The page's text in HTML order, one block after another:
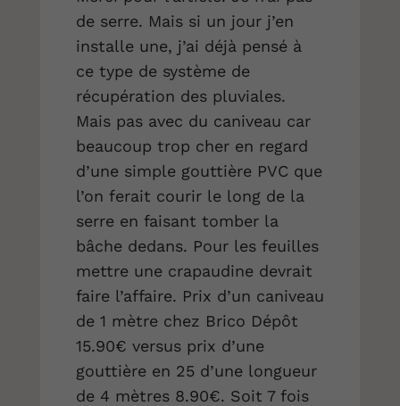
de serre. Mais si un jour j’en
installe une, j’ai déjà pensé à
ce type de système de
récupération des pluviales.
Mais pas avec du caniveau car
beaucoup trop cher en regard
d’une simple gouttière PVC que
l’on ferait courir le long de la
serre en faisant tomber la
bâche dedans. Pour les feuilles
mettre une crapaudine devrait
faire l’affaire. Prix d’un caniveau
de 1 mètre chez Brico Dépôt
15.90€ versus prix d’une
gouttière en 25 d’une longueur
de 4 mètres 8.90€. Soit 7 fois